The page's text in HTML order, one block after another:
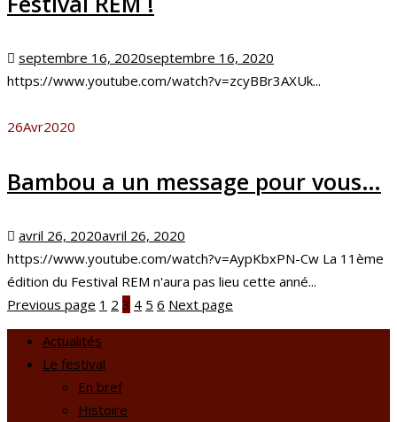
Posted
on
septembre 16, 2020septembre 16, 2020
https://www.youtube.com/watch?v=zcyBBr3AXUk...
26Avr2020
Bambou a un message pour vous…
Posted
on
avril 26, 2020avril 26, 2020
https://www.youtube.com/watch?v=AypKbxPN-Cw La 11ème
édition du Festival REM n'aura pas lieu cette anné...
Previous page 1 2 3 4 5 6 Next page
Actualités
Le festival
En bref
Histoire